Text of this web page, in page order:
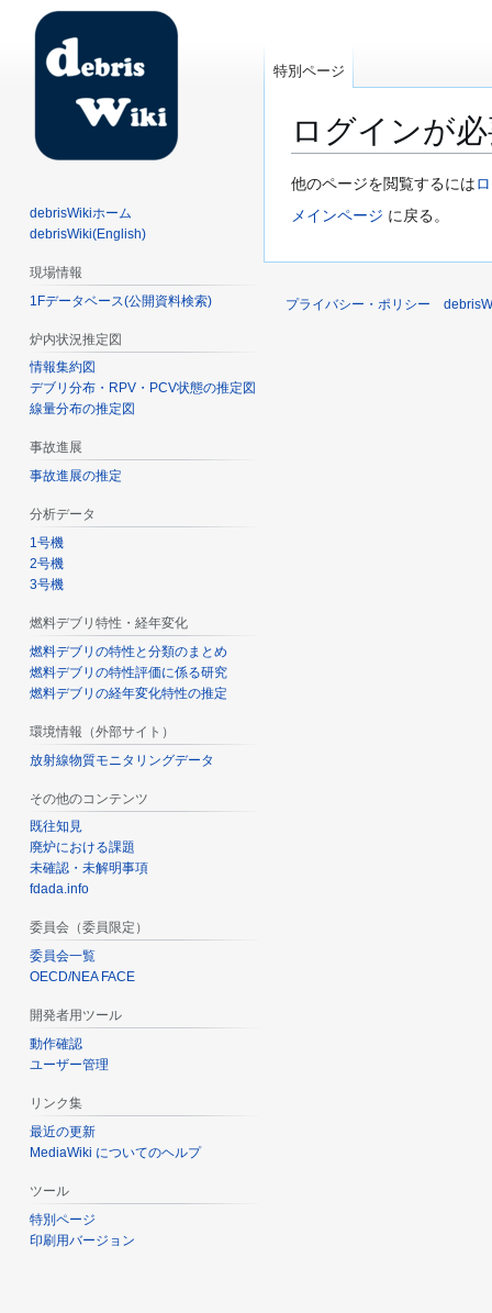
ログインが
ナ
ビ
ョ
検
索
他のページを閲覧するには
メインページ に戻る。
特別ページ
debrisWikiホーム
debrisWiki(English)
現場情報
1Fデータベース(公開資料検索)
炉内状況推定図
情報集約図
デブリ分布・RPV・PCV状態の推定図
線量分布の推定図
事故進展
事故進展の推定
分析データ
1号機
2号機
3号機
燃料デブリ特性・経年変化
燃料デブリの特性と分類のまとめ
燃料デブリの特性評価に係る研究
燃料デブリの経年変化特性の推定
環境情報（外部サイト）
放射線物質モニタリングデータ
その他のコンテンツ
既往知見
廃炉における課題
未確認・未解明事項
fdada.info
委員会（委員限定）
委員会一覧
OECD/NEA FACE
開発者用ツール
動作確認
ユーザー管理
リンク集
最近の更新
MediaWiki についてのヘルプ
ツール
特別ページ
印刷用バージョン
プライバシー・ポリシー